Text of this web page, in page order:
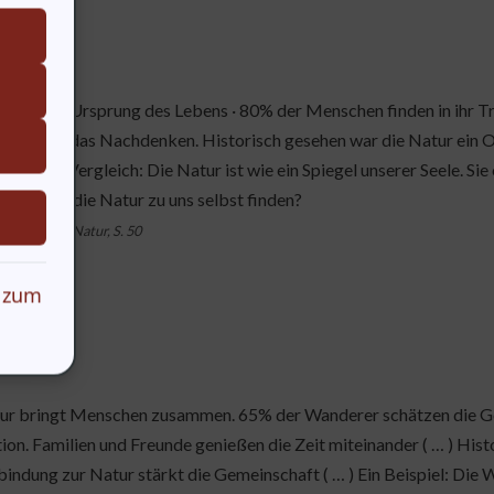
ist der Ursprung des Lebens · 80% der Menschen finden in ihr
fördert das Nachdenken. Historisch gesehen war die Natur ein
Ein Vergleich: Die Natur ist wie ein Spiegel unserer Seele.
durch die Natur zu uns selbst finden?
Natur, S. 50
bringt Menschen zusammen. 65% der Wanderer schätzen die
Familien und Freunde genießen die Zeit miteinander ( … )
zur Natur stärkt die Gemeinschaft ( … ) Ein Beispiel: Die